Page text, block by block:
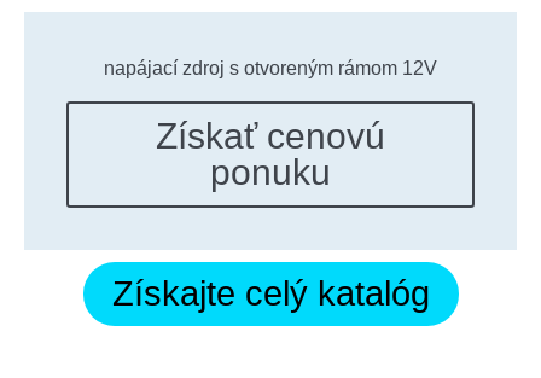
napájací zdroj s otvoreným rámom 12V
Získať cenovú
ponuku
Získajte celý katalóg